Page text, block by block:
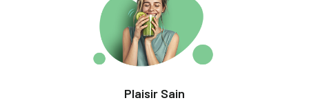
Plaisir Sain